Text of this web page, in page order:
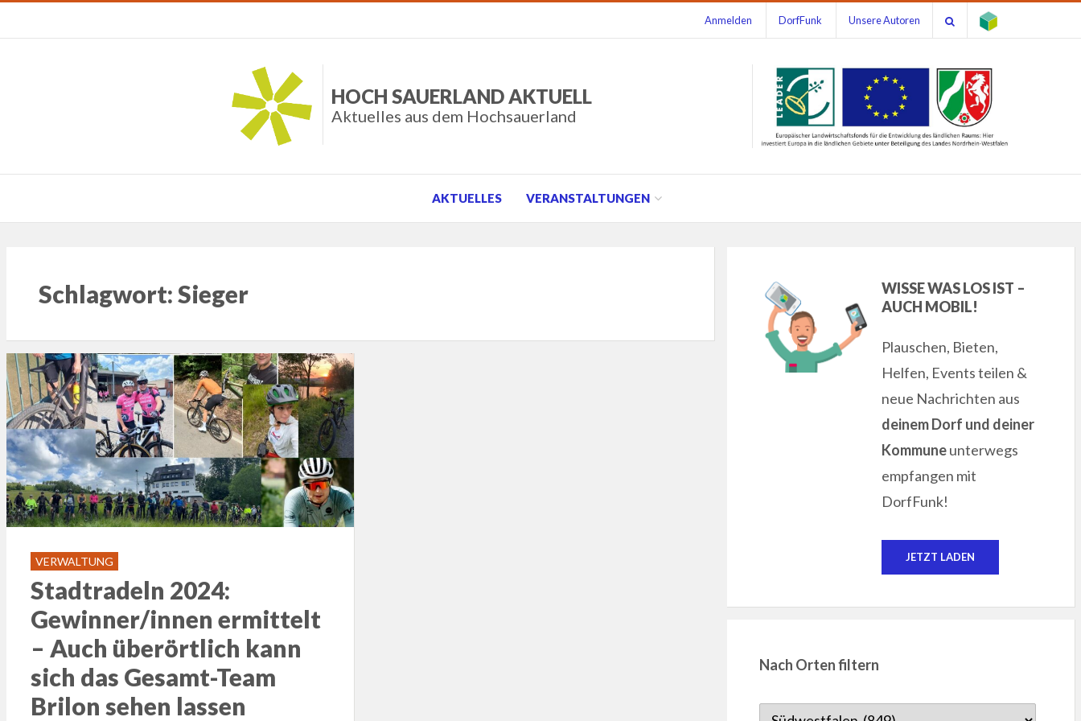
Anmelden DorfFunk Unsere Autoren
HOCH SAUERLAND AKTUELL
Aktuelles aus dem Hochsauerland
AKTUELLES VERANSTALTUNGEN
Schlagwort:Sieger
VERWALTUNG
Stadtradeln 2024:
Gewinner/innen ermittelt
– Auch überörtlich kann
sich das Gesamt-Team
Brilon sehen lassen
WISSE WAS LOS IST –
AUCH MOBIL!
Plauschen, Bieten,
Helfen, Events teilen &
neue Nachrichten aus
deinem Dorf und deiner
Kommuneunterwegs
empfangen mit
DorfFunk!
JETZT LADEN
Nach Orten filtern